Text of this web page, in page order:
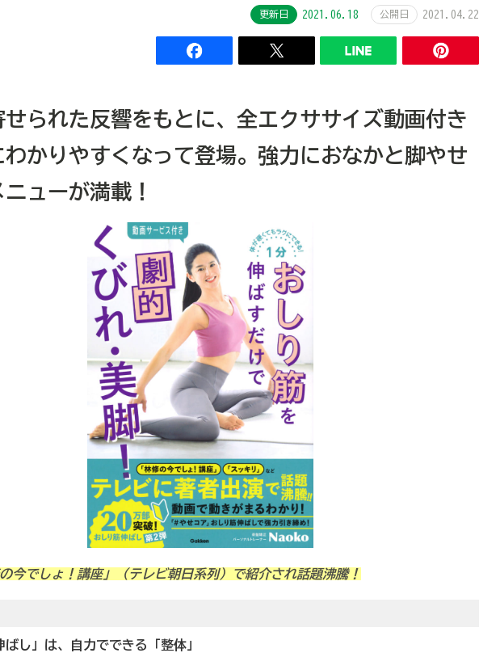
更新日 2021.06.18 公開日 2021.04.22
せられた反響をもとに、全エクササイズ動画付き
わかりやすくなって登場。強力におなかと脚やせ
ューが満載！
今でしょ！講座」（テレビ朝日系列）で紹介され話題沸騰！
し」は、自力でできる「整体」